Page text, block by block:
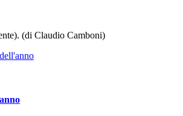
(di Claudio Camboni)